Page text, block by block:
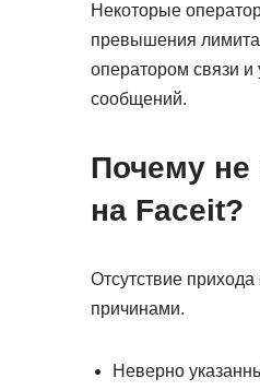
Некоторые
превышения лимита
оператором связи и
сообщений.
Почему не
на Faceit?
Отсутствие
причинами.
Неверно